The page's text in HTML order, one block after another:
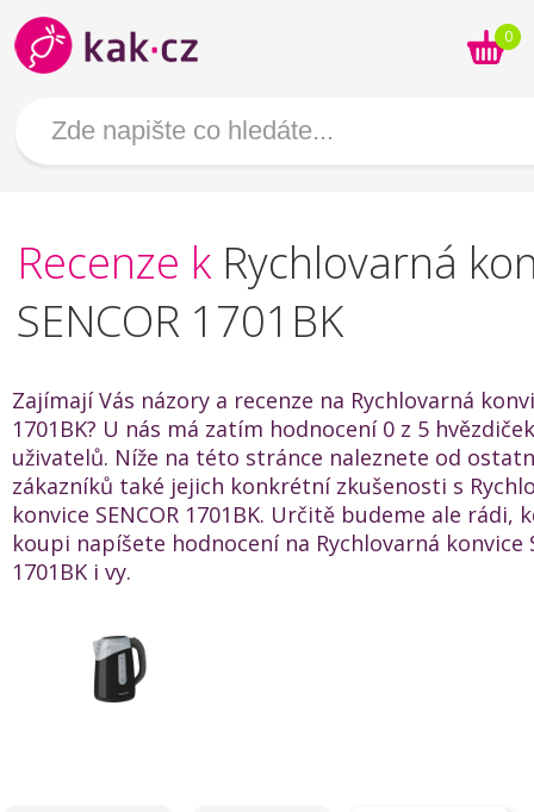
0
Recenze k Rychlovarná
SENCOR 1701BK
Zajímají Vás názory a recenze na Rychlovarná
1701BK? U nás má zatím hodnocení 0 z 5
uživatelů. Níže na této stránce naleznete od
zákazníků také jejich konkrétní zkušenosti s
konvice SENCOR 1701BK. Určitě budeme ale rádi,
koupi napíšete hodnocení na Rychlovarná konvice
1701BK i vy.